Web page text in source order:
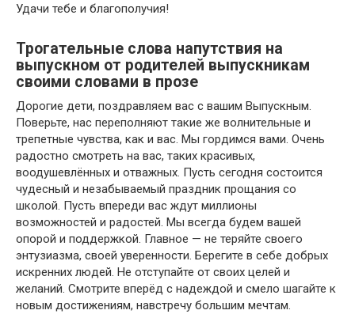
Удачи тебе и благополучия!
Трогательные слова напутствия на
выпускном от родителей выпускникам
своими словами в прозе
Дорогие дети, поздравляем вас с вашим Выпускным.
Поверьте, нас переполняют такие же волнительные и
трепетные чувства, как и вас. Мы гордимся вами. Очень
радостно смотреть на вас, таких красивых,
воодушевлённых и отважных. Пусть сегодня состоится
чудесный и незабываемый праздник прощания со
школой. Пусть впереди вас ждут миллионы
возможностей и радостей. Мы всегда будем вашей
опорой и поддержкой. Главное — не теряйте своего
энтузиазма, своей уверенности. Берегите в себе добрых
искренних людей. Не отступайте от своих целей и
желаний. Смотрите вперёд с надеждой и смело шагайте к
новым достижениям, навстречу большим мечтам.